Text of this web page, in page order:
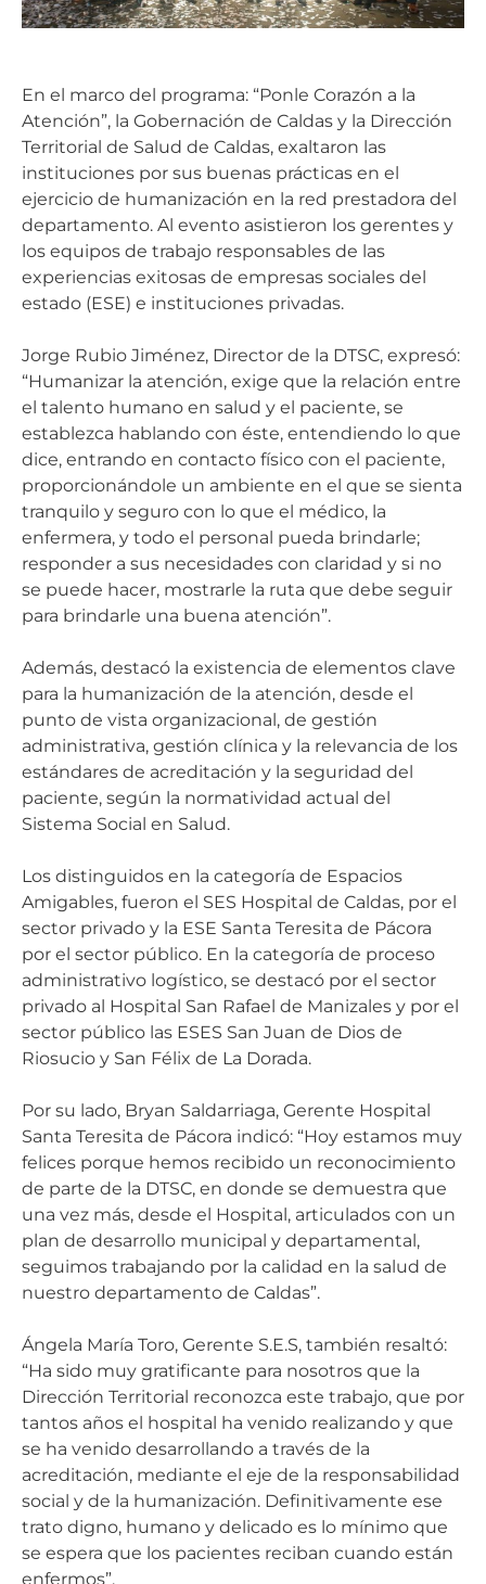
En el marco del programa: “Ponle Corazón a la
Atención”, la Gobernación de Caldas y la Dirección
Territorial de Salud de Caldas, exaltaron las
instituciones por sus buenas prácticas en el
ejercicio de humanización en la red prestadora del
departamento. Al evento asistieron los gerentes y
los equipos de trabajo responsables de las
experiencias exitosas de empresas sociales del
estado (ESE) e instituciones privadas.
Jorge Rubio Jiménez, Director de la DTSC, expresó:
“Humanizar la atención, exige que la relación entre
el talento humano en salud y el paciente, se
establezca hablando con éste, entendiendo lo que
dice, entrando en contacto físico con el paciente,
proporcionándole un ambiente en el que se sienta
tranquilo y seguro con lo que el médico, la
enfermera, y todo el personal pueda brindarle;
responder a sus necesidades con claridad y si no
se puede hacer, mostrarle la ruta que debe seguir
para brindarle una buena atención”.
Además, destacó la existencia de elementos clave
para la humanización de la atención, desde el
punto de vista organizacional, de gestión
administrativa, gestión clínica y la relevancia de los
estándares de acreditación y la seguridad del
paciente, según la normatividad actual del
Sistema Social en Salud.
Los distinguidos en la categoría de Espacios
Amigables, fueron el SES Hospital de Caldas, por el
sector privado y la ESE Santa Teresita de Pácora
por el sector público. En la categoría de proceso
administrativo logístico, se destacó por el sector
privado al Hospital San Rafael de Manizales y por el
sector público las ESES San Juan de Dios de
Riosucio y San Félix de La Dorada.
Por su lado, Bryan Saldarriaga, Gerente Hospital
Santa Teresita de Pácora indicó: “Hoy estamos muy
felices porque hemos recibido un reconocimiento
de parte de la DTSC, en donde se demuestra que
una vez más, desde el Hospital, articulados con un
plan de desarrollo municipal y departamental,
seguimos trabajando por la calidad en la salud de
nuestro departamento de Caldas”.
Ángela María Toro, Gerente S.E.S, también resaltó:
“Ha sido muy gratificante para nosotros que la
Dirección Territorial reconozca este trabajo, que por
tantos años el hospital ha venido realizando y que
se ha venido desarrollando a través de la
acreditación, mediante el eje de la responsabilidad
social y de la humanización. Definitivamente ese
trato digno, humano y delicado es lo mínimo que
se espera que los pacientes reciban cuando están
enfermos”.